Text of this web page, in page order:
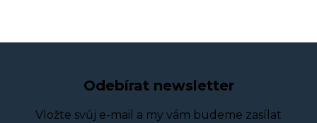
Odebírat newsletter
Vložte svůj e-mail a my vám budeme zasílat